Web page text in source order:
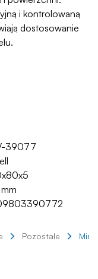
i kontrolowaną
dostosowanie
39077
Pozostałe Mini